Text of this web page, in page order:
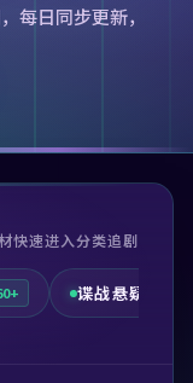
日同步更新，
快速进入分类追剧
谍战悬疑